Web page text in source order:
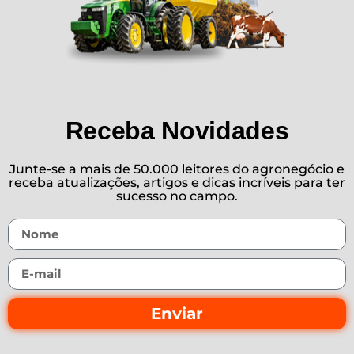
Receba Novidades
Junte-se a mais de 50.000 leitores do agronegócio e
receba atualizações, artigos e dicas incríveis para ter
sucesso no campo.
Enviar